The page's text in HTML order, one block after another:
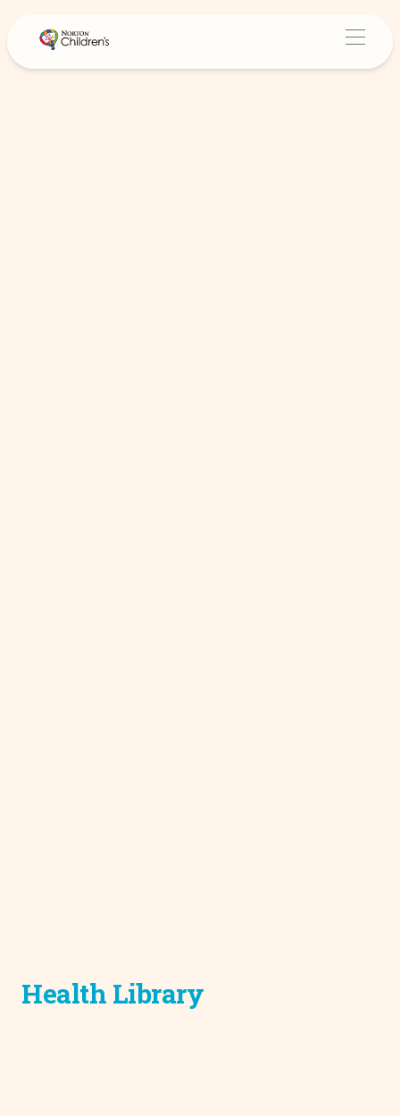
Health Library